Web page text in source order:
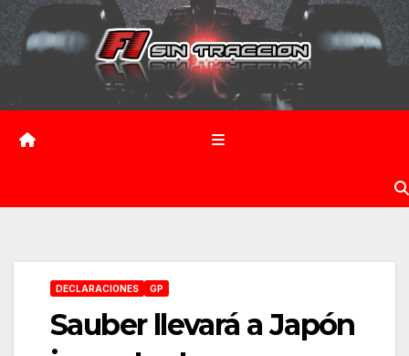
Saltar
contenido
DECLARACIONES GP
Sauber llevará a Japón